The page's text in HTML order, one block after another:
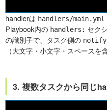
handlerは handlers/main.yml
Playbook内の handlers: セク
の識別子で、タスク側の
（大文字・小文字・スペースを
3. 複数タスクから同じ